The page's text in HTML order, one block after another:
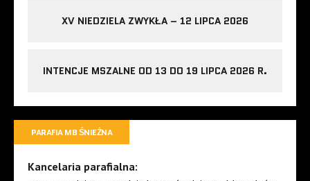
XV NIEDZIELA ZWYKŁA – 12 LIPCA 2026
INTENCJE MSZALNE OD 13 DO 19 LIPCA 2026 R.
PARAFIA MB ŚNIEŻNA
Kancelaria parafialna: